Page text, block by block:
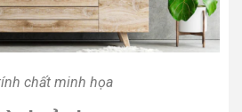
chất minh họa